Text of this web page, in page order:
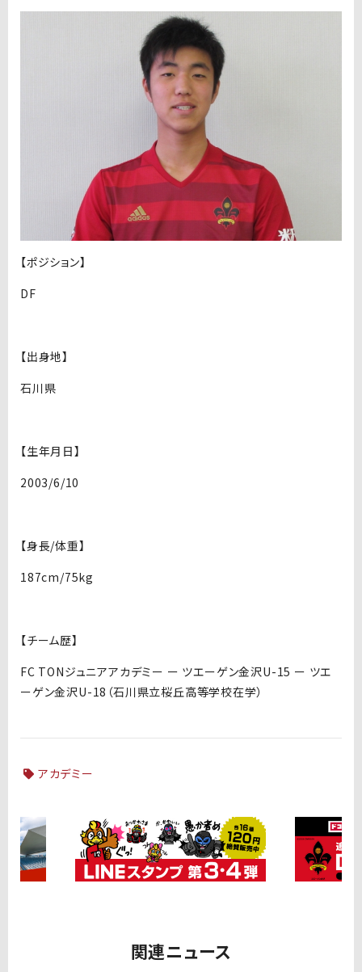
【ポジション】
DF
【出身地】
石川県
【生年月日】
2003/6/10
【身長/体重】
187cm/75kg
【チーム歴】
FC TONジュニアアカデミー ー ツエーゲン金沢U-15 ー ツエ
ーゲン金沢U-18（石川県立桜丘高等学校在学）
アカデミー
関連ニュース